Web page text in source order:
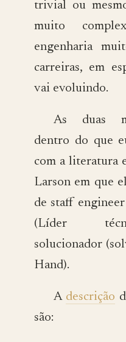
trivial ou
muito
engenharia
carreiras, em
vai evoluindo.
As duas
dentro do que
com a literatura
Larson em que
de staff
(Líder
solucionador
Hand).
A descrição
são: